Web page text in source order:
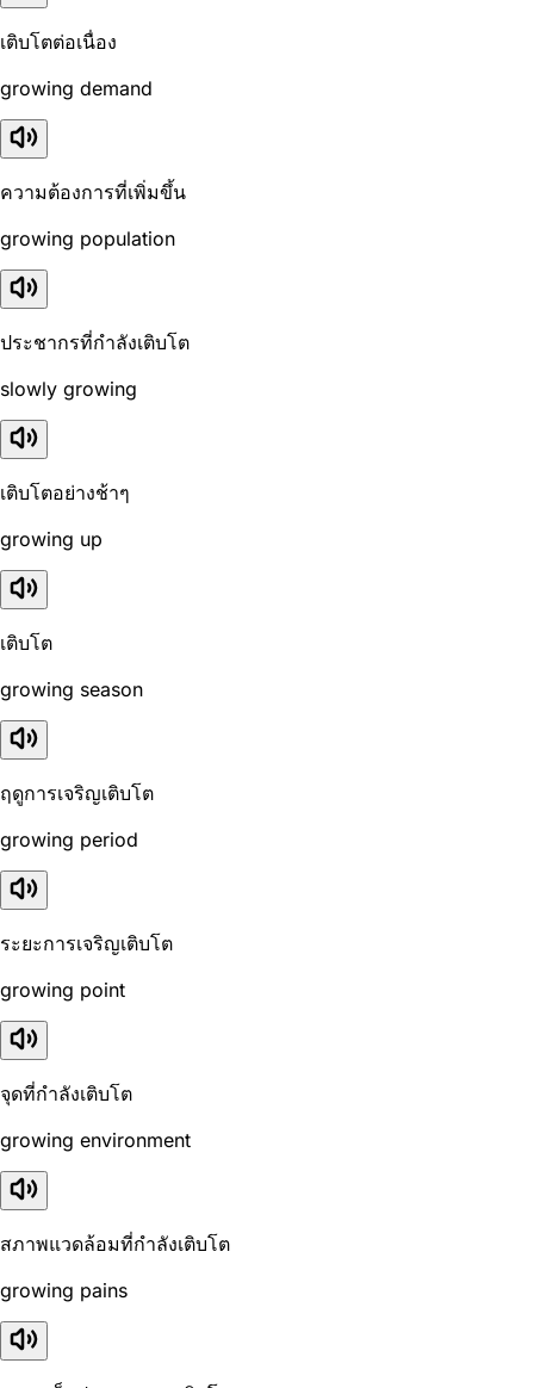
เติบโตต่อเนื่อง
growing demand
ความต้องการที่เพิ่มขึ้น
growing population
ประชากรที่กำลังเติบโต
slowly growing
เติบโตอย่างช้าๆ
growing up
เติบโต
growing season
ฤดูการเจริญเติบโต
growing period
ระยะการเจริญเติบโต
growing point
จุดที่กำลังเติบโต
growing environment
สภาพแวดล้อมที่กำลังเติบโต
growing pains